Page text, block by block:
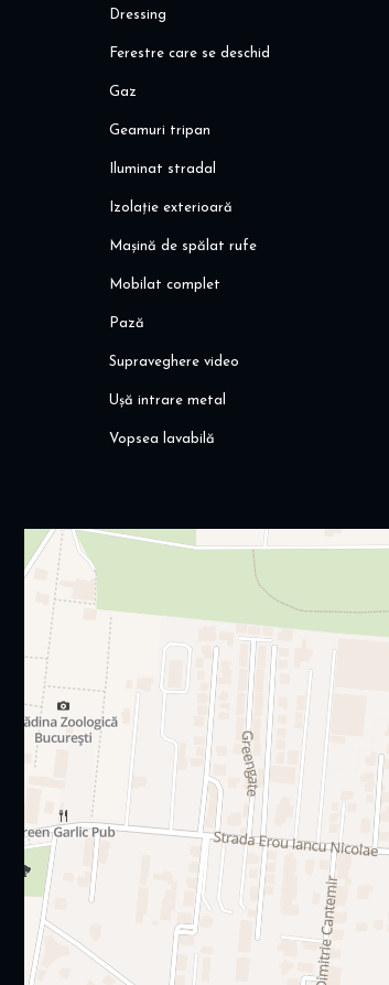
Dressing
Ferestre care se deschid
Gaz
Geamuri tripan
Iluminat stradal
Izolație exterioară
Mașină de spălat rufe
Mobilat complet
Pază
Supraveghere video
Ușă intrare metal
Vopsea lavabilă